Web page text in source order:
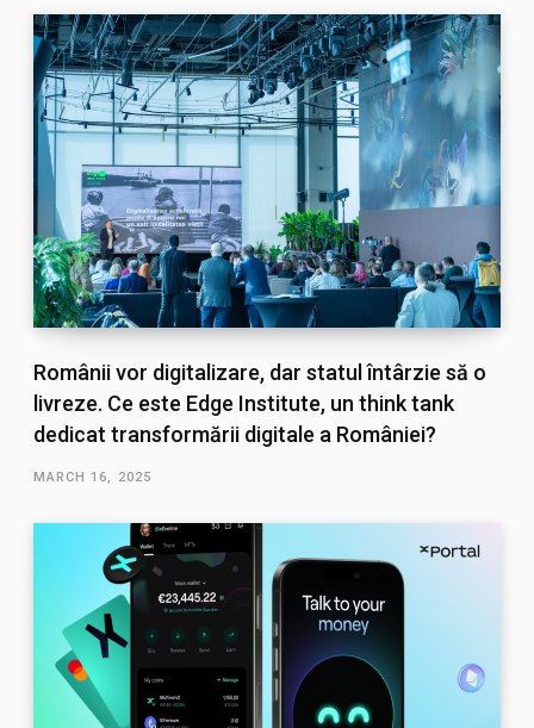
Românii vor digitalizare, dar statul întârzie să o
livreze. Ce este Edge Institute, un think tank
dedicat transformării digitale a României?
MARCH 16, 2025